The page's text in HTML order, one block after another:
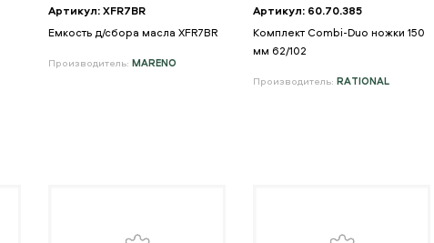
Артикул: XFR7BR
Емкость д/сбора масла XFR7BR
Производитель: MARENO
Артикул: 60.70.385
Комплект Combi-Duo ножки 150
мм 62/102
Производитель: RATIONAL